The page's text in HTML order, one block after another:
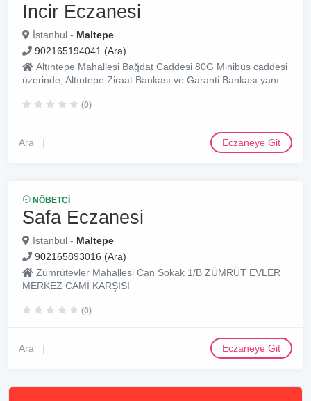
Incir Eczanesi
İstanbul - Maltepe
902165194041 (Ara)
Altıntepe Mahallesi Bağdat Caddesi 80G Minibüs caddesi
üzerinde, Altıntepe Ziraat Bankası ve Garanti Bankası yanı
(0)
Ara Eczaneye Git
NÖBETÇI
Safa Eczanesi
İstanbul - Maltepe
902165893016 (Ara)
Zümrütevler Mahallesi Can Sokak 1/B ZÜMRÜT EVLER
MERKEZ CAMİ KARŞISI
(0)
Ara Eczaneye Git